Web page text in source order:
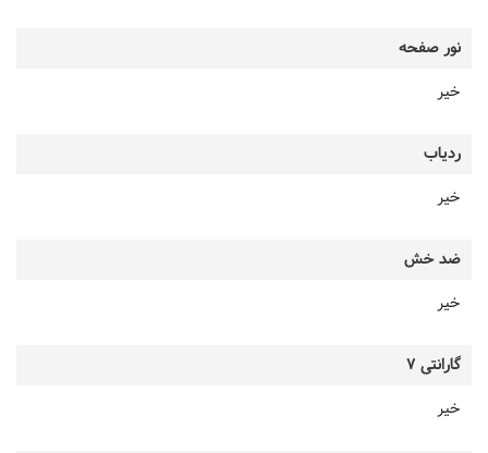
نور صفحه
خیر
ردیاب
خیر
ضد خش
خیر
گارانتی 7
خیر